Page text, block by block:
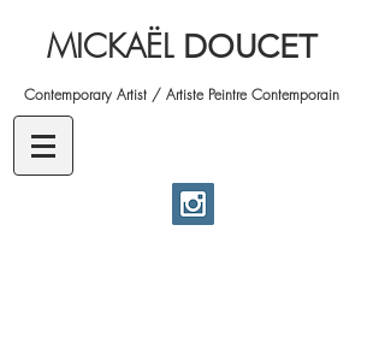
MICKAËL DOUCET
Contemporary Artist / Artiste Peintre Contemporain